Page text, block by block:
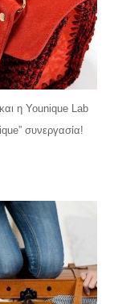
η Younique Lab
συνεργασία!